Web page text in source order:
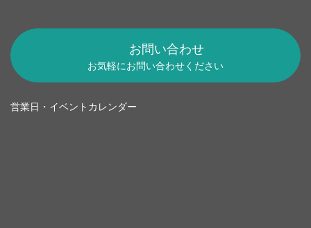
お問い合わせ
お気軽にお問い合わせください
営業日・イベントカレンダー